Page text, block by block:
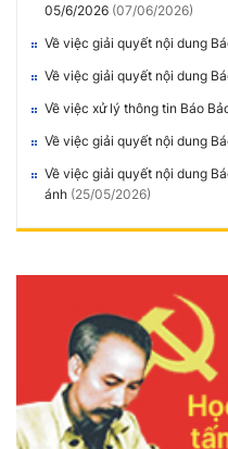
05/6/2026 (07/06/2026)
Về việc giải quyết nội dung
Về việc giải quyết nội dung
Về việc xử lý thông tin Báo
Về việc giải quyết nội dung
Về việc giải quyết nội dung
ánh (25/05/2026)